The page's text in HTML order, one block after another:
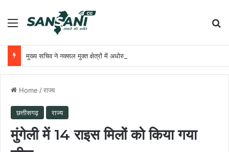
Menu
Home /राज्य
छत्तीसगढ़ राज्य
मुंगेली में 14 राइस मिलों को किया गया